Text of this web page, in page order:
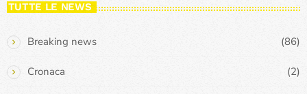
TUTTE LE NEWS
Breaking news (86)
Cronaca (2)